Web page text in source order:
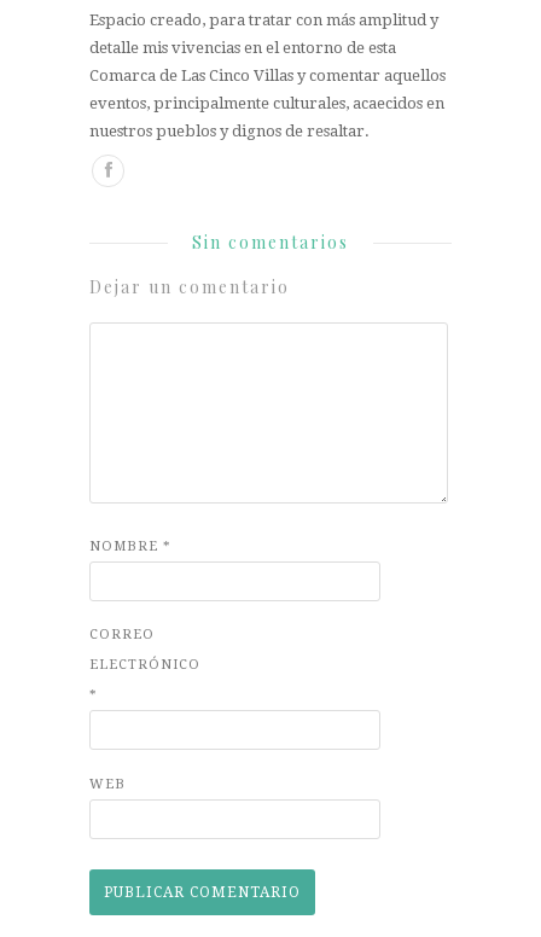
Espacio creado, para tratar con más amplitud y
detalle mis vivencias en el entorno de esta
Comarca de Las Cinco Villas y comentar aquellos
eventos, principalmente culturales, acaecidos en
nuestros pueblos y dignos de resaltar.
Sin comentarios
Dejar un comentario
NOMBRE *
CORREO
ELECTRÓNICO
*
WEB